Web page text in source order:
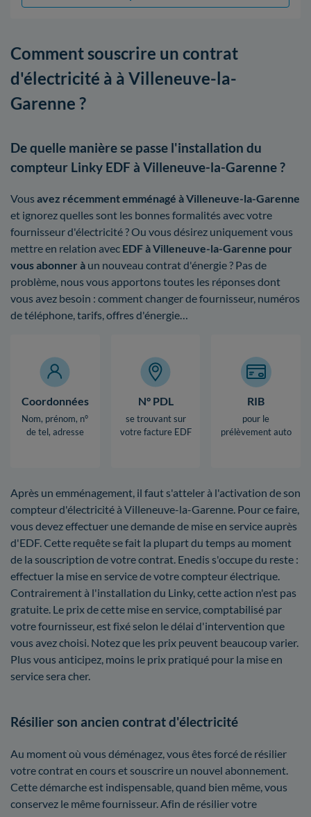
Comment souscrire un contrat
d'électricité à à Villeneuve-la-
Garenne ?
De quelle manière se passe l'installation du
compteur Linky EDF à Villeneuve-la-Garenne ?
Vous avez récemment emménagé à Villeneuve-la-Garenne
et ignorez quelles sont les bonnes formalités avec votre
fournisseur d'électricité ? Ou vous désirez uniquement vous
mettre en relation avec EDF à Villeneuve-la-Garenne pour
vous abonner à un nouveau contrat d'énergie ? Pas de
problème, nous vous apportons toutes les réponses dont
vous avez besoin : comment changer de fournisseur, numéros
de téléphone, tarifs, offres d'énergie…
Coordonnées
Nom, prénom, n°
de tel, adresse
N° PDL
se trouvant sur
votre facture EDF
RIB
pour le
prélèvement auto
Après un emménagement, il faut s'atteler à l'activation de son
compteur d'électricité à Villeneuve-la-Garenne. Pour ce faire,
vous devez effectuer une demande de mise en service auprès
d'EDF. Cette requête se fait la plupart du temps au moment
de la souscription de votre contrat. Enedis s'occupe du reste :
effectuer la mise en service de votre compteur électrique.
Contrairement à l'installation du Linky, cette action n'est pas
gratuite. Le prix de cette mise en service, comptabilisé par
votre fournisseur, est fixé selon le délai d'intervention que
vous avez choisi. Notez que les prix peuvent beaucoup varier.
Plus vous anticipez, moins le prix pratiqué pour la mise en
service sera cher.
Résilier son ancien contrat d'électricité
Au moment où vous déménagez, vous êtes forcé de résilier
votre contrat en cours et souscrire un nouvel abonnement.
Cette démarche est indispensable, quand bien même, vous
conservez le même fournisseur. Afin de résilier votre